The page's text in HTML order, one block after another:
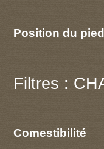
Position du
Filtres :
Comestibilité